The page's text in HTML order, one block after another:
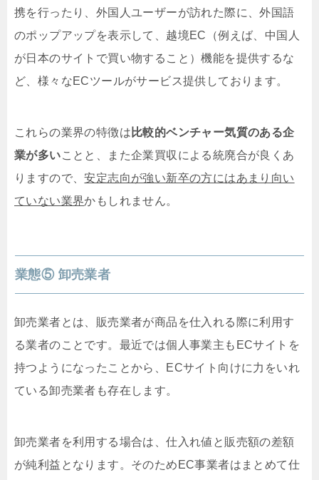
携を行ったり、外国人ユーザーが訪れた際に、外国語
のポップアップを表示して、越境EC（例えば、中国人
が日本のサイトで買い物すること）機能を提供するな
ど、様々なECツールがサービス提供しております。
これらの業界の特徴は 比較的ベンチャー気質のある企
業が多いことと、また企業買収による統廃合が良くあ
りますので、安定志向が強い新卒の方にはあまり向い
ていない業界かもしれません。
業態⑤ 卸売業者
卸売業者とは、販売業者が商品を仕入れる際に利用す
る業者のことです。最近では個人事業主もECサイトを
持つようになったことから、ECサイト向けに力をいれ
ている卸売業者も存在します。
卸売業者を利用する場合は、仕入れ値と販売額の差額
が純利益となります。そのためEC事業者はまとめて仕